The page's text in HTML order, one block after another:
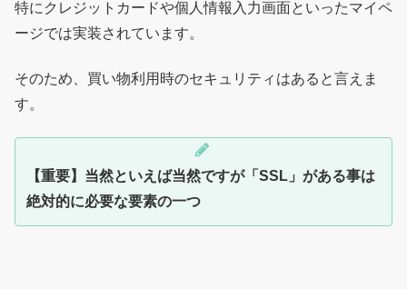
特にクレジットカードや個人情報入力画面といったマイペ
ージでは実装されています。
そのため、買い物利用時のセキュリティはあると言えま
す。
【重要】当然といえば当然ですが「SSL」がある事は
絶対的に必要な要素の一つ